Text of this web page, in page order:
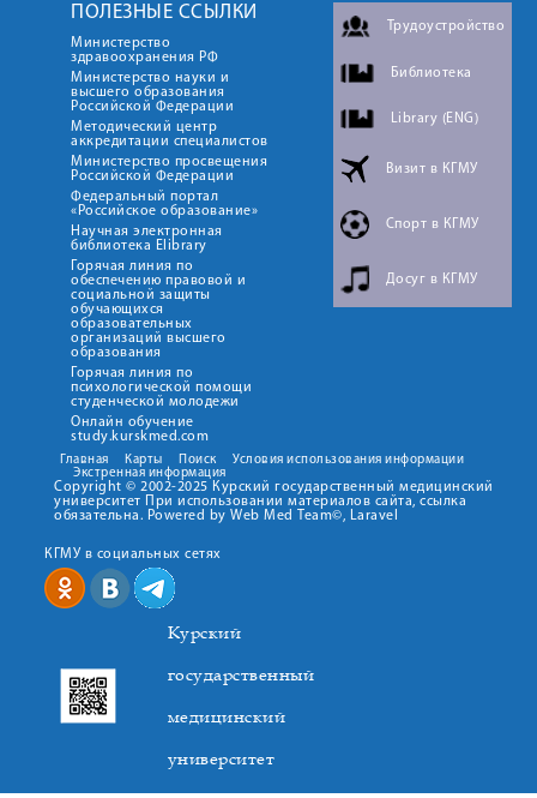
ПОЛЕЗНЫЕ ССЫЛКИ
Министерство
здравоохранения РФ
Министерство науки и
высшего образования
Российской Федерации
Методический центр
аккредитации специалистов
Министерство просвещения
Российской Федерации
Федеральный портал
«Российское образование»
Научная электронная
библиотека Elibrary
Горячая линия по
обеспечению правовой и
социальной защиты
обучающихся
образовательных
организаций высшего
образования
Горячая линия по
психологической помощи
студенческой молодежи
Онлайн обучение
study.kurskmed.com
Трудоустройство
Библиотека
Library (ENG)
Визит в КГМУ
Спорт в КГМУ
Досуг в КГМУ
Главная Карты Поиск
Условия использования информации
Экстренная информация
Copyright © 2002-2025 Курский государственный медицинский
университет При использовании материалов сайта, ссылка
обязательна. Powered by Web Med Team©, Laravel
КГМУ в социальных сетях
Курский
государственный
медицинский
университет